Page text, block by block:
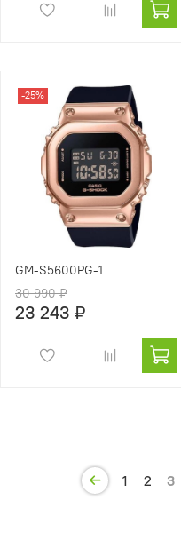
-25%
GM-S5600PG-1
30 990 ₽
23 243 ₽
1 2 3